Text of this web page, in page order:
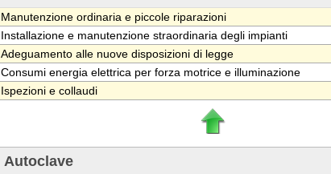
Manutenzione ordinaria e piccole riparazioni
Installazione e manutenzione straordinaria degli impianti
Adeguamento alle nuove disposizioni di legge
Consumi energia elettrica per forza motrice e illuminazione
Ispezioni e collaudi
Autoclave